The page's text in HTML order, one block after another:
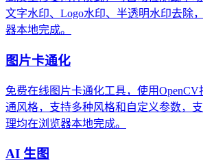
文字水印、Logo水印、半透明水印去除
器本地完成。
图片卡通化
免费在线图片卡通化工具，使用
通风格，支持多种风格和自定义参数，
理均在浏览器本地完成。
AI 生图